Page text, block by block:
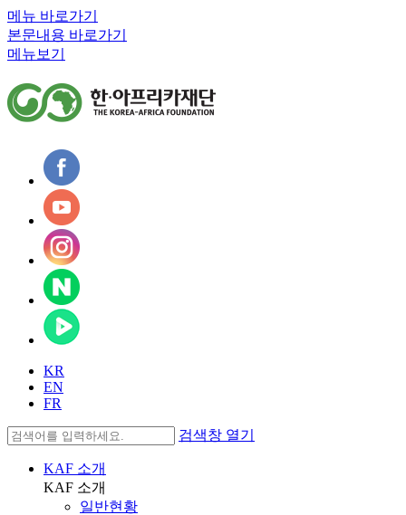
메뉴 바로가기
본문내용 바로가기
메뉴보기
KR
EN
FR
검색창 열기
KAF 소개
KAF 소개
일반현황